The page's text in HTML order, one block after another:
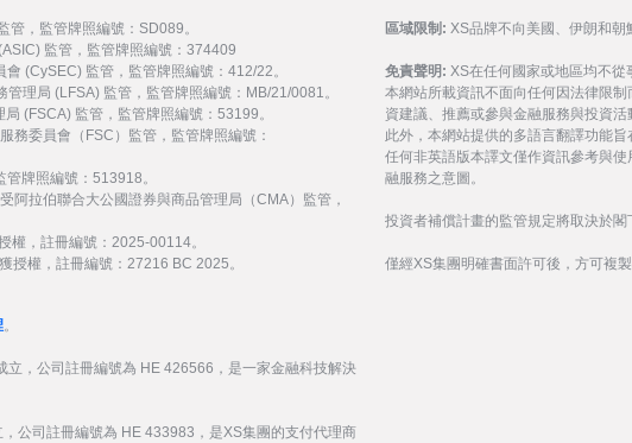
管，監管牌照編號：SD089。
監管，監管牌照編號：374409
(CySEC) 監管，監管牌照編號：412/22。
理局 (LFSA) 監管，監管牌照編號：MB/21/0081。
(FSCA) 監管，監管牌照編號：53199。
務委員會（FSC）監管，監管牌照編號：
牌照編號：513918。
阿拉伯聯合大公國證券與商品管理局（CMA）監管，
權，註冊編號：2025-00114。
授權，註冊編號：27216 BC 2025。
。
，公司註冊編號為 HE 426566，是一家金融科技解決
公司註冊編號為 HE 433983，是XS集團的支付代理商
區域限制: XS品牌不向美國、伊朗和朝
免責聲明: XS在任何國家或地區均不從
本網站所載資訊不面向任何因法律限
資建議、推薦或參與金融服務與投資活
此外，本網站提供的多語言翻譯功能旨
任何非英語版本譯文僅作資訊參考與
融服務之意圖。
投資者補償計畫的監管規定將取決於閣
僅經XS集團明確書面許可後，方可複製